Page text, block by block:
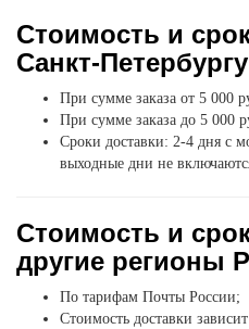
Стоимость и
Санкт-
При сумме заказа от 5 000
При сумме заказа до 5 000
Сроки доставки: 2-4 дня с
выходные дни не
Стоимость и
другие регионы
По тарифам Почты России;
Стоимость доставки